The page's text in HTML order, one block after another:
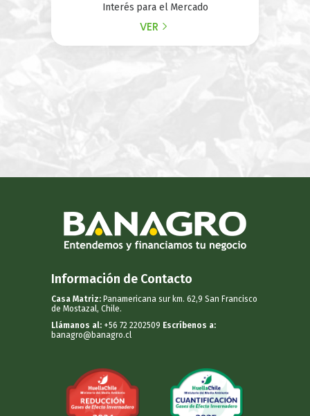
Interés para el Mercado
VER
Información de Contacto
Casa Matriz: Panamericana sur km. 62,9 San Francisco
de Mostazal, Chile.
Llámanos al: +56 72 2202509 Escríbenos a:
banagro@banagro.cl